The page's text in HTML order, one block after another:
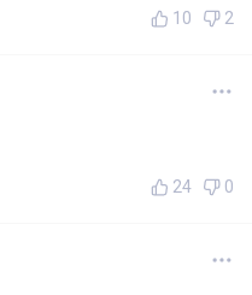
10 2
24 0